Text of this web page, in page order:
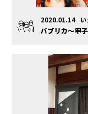
2020.01.14
パプリカ～甲